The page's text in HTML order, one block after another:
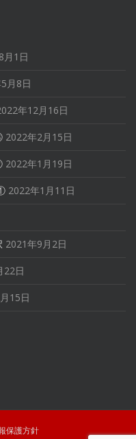
月1日
月8日
年12月16日
2022年2月15日
2022年1月19日
2022年1月11日
2021年9月2日
22日
15日
保護方針